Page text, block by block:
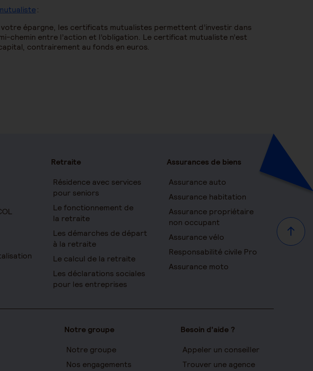
:
épargne, les certificats mutualistes permettent d’investir dans
chemin entre l’action et l’obligation. Le certificat mutualiste n’est
contrairement au fonds en euros.
Haut
Retraite
Résidence avec services
pour seniors
Le fonctionnement de
la retraite
Les démarches de départ
à la retraite
Le calcul de la retraite
Les déclarations sociales
pour les entreprises
Assurances de biens
Assurance auto
Assurance habitation
Assurance propriétaire
non occupant
Assurance vélo
Responsabilité civile Pro
Assurance moto
Notre groupe
Notre groupe
Nos engagements
Besoin d'aide ?
Appeler un conseiller
Trouver une agence